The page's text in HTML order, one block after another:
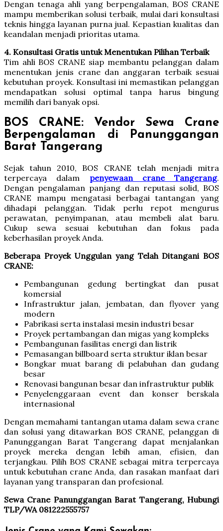
Dengan tenaga ahli yang berpengalaman, BOS CRANE
mampu memberikan solusi terbaik, mulai dari konsultasi
teknis hingga layanan purna jual. Kepastian kualitas dan
keandalan menjadi prioritas utama.
4. Konsultasi Gratis untuk Menentukan Pilihan Terbaik
Tim ahli BOS CRANE siap membantu pelanggan dalam
menentukan jenis crane dan anggaran terbaik sesuai
kebutuhan proyek. Konsultasi ini memastikan pelanggan
mendapatkan solusi optimal tanpa harus bingung
memilih dari banyak opsi.
BOS CRANE: Vendor Sewa Crane
Berpengalaman di Panunggangan
Barat Tangerang
Sejak tahun 2010, BOS CRANE telah menjadi mitra
terpercaya dalam penyewaan crane Tangerang.
Dengan pengalaman panjang dan reputasi solid, BOS
CRANE mampu mengatasi berbagai tantangan yang
dihadapi pelanggan. Tidak perlu repot mengurus
perawatan, penyimpanan, atau membeli alat baru.
Cukup sewa sesuai kebutuhan dan fokus pada
keberhasilan proyek Anda.
Beberapa Proyek Unggulan yang Telah Ditangani BOS
CRANE:
Pembangunan gedung bertingkat dan pusat
komersial
Infrastruktur jalan, jembatan, dan flyover yang
modern
Pabrikasi serta instalasi mesin industri besar
Proyek pertambangan dan migas yang kompleks
Pembangunan fasilitas energi dan listrik
Pemasangan billboard serta struktur iklan besar
Bongkar muat barang di pelabuhan dan gudang
besar
Renovasi bangunan besar dan infrastruktur publik
Penyelenggaraan event dan konser berskala
internasional
Dengan memahami tantangan utama dalam sewa crane
dan solusi yang ditawarkan BOS CRANE, pelanggan di
Panunggangan Barat Tangerang dapat menjalankan
proyek mereka dengan lebih aman, efisien, dan
terjangkau. Pilih BOS CRANE sebagai mitra terpercaya
untuk kebutuhan crane Anda, dan rasakan manfaat dari
layanan yang transparan dan profesional.
Sewa Crane Panunggangan Barat Tangerang, Hubungi
TLP/WA 081222555757